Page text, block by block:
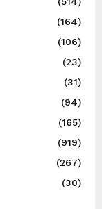
(164)
(106)
(23)
(31)
(94)
(165)
(919)
(267)
(30)